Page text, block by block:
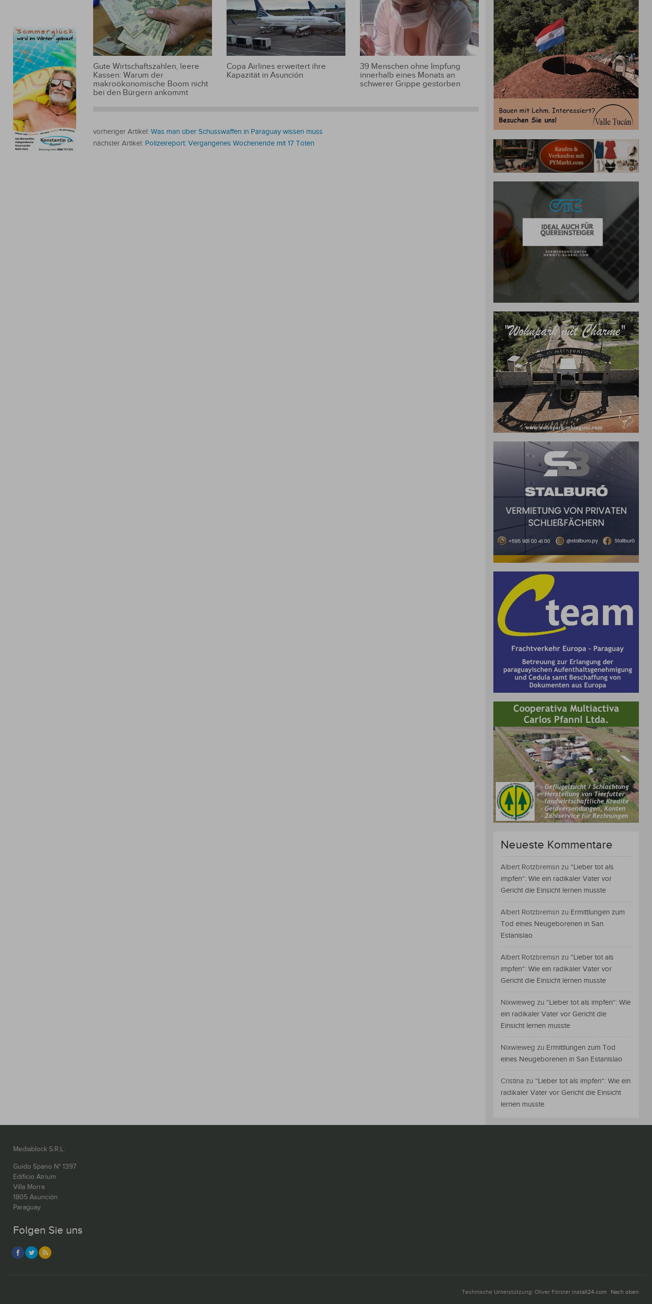
Gute Wirtschaftszahlen, leere
Kassen: Warum der
makroökonomische Boom nicht
bei den Bürgern ankommt
Copa Airlines erweitert ihre
Kapazität in Asunción
39 Menschen ohne Impfung
innerhalb eines Monats an
schwerer Grippe gestorben
vorheriger Artikel: Was man über Schusswaffen in Paraguay wissen muss
nächster Artikel: Polizeireport: Vergangenes Wochenende mit 17 Toten
Neueste Kommentare
Albert Rotzbremsn zu “Lieber tot als
impfen“: Wie ein radikaler Vater vor
Gericht die Einsicht lernen musste
Albert Rotzbremsn zu Ermittlungen zum
Tod eines Neugeborenen in San
Estanislao
Albert Rotzbremsn zu “Lieber tot als
impfen“: Wie ein radikaler Vater vor
Gericht die Einsicht lernen musste
Nixwieweg zu “Lieber tot als impfen“: Wie
ein radikaler Vater vor Gericht die
Einsicht lernen musste
Nixwieweg zu Ermittlungen zum Tod
eines Neugeborenen in San Estanislao
Cristina zu “Lieber tot als impfen“: Wie ein
radikaler Vater vor Gericht die Einsicht
lernen musste
Mediablock S.R.L.
Guido Spano N° 1397
Edificio Atrium
Villa Morra
1805 Asunción
Paraguay
Folgen Sie uns
Technische Unterstützung: Oliver Förster install24.com Nach oben